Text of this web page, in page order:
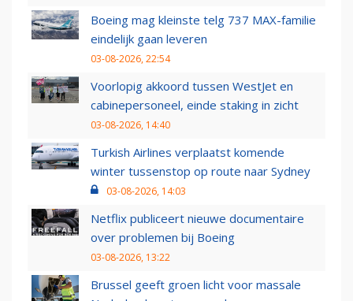
Boeing mag kleinste telg 737 MAX-familie
eindelijk gaan leveren
03-08-2026, 22:54
Voorlopig akkoord tussen WestJet en
cabinepersoneel, einde staking in zicht
03-08-2026, 14:40
Turkish Airlines verplaatst komende
winter tussenstop op route naar Sydney
03-08-2026, 14:03
Netflix publiceert nieuwe documentaire
over problemen bij Boeing
03-08-2026, 13:22
Brussel geeft groen licht voor massale